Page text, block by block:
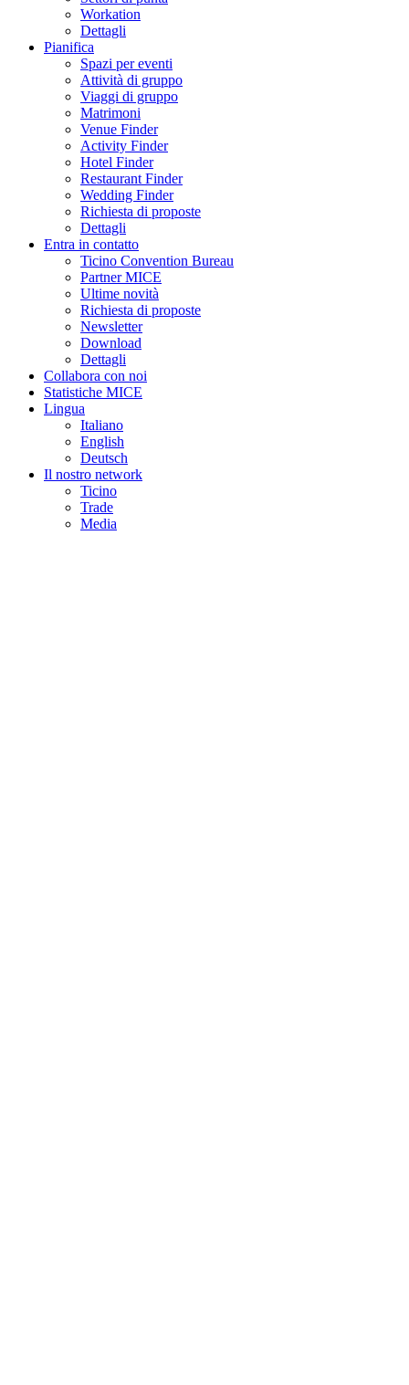
Workation
Dettagli
Pianifica
Spazi per eventi
Attività di gruppo
Viaggi di gruppo
Matrimoni
Venue Finder
Activity Finder
Hotel Finder
Restaurant Finder
Wedding Finder
Richiesta di proposte
Dettagli
Entra in contatto
Ticino Convention Bureau
Partner MICE
Ultime novità
Richiesta di proposte
Newsletter
Download
Dettagli
Collabora con noi
Statistiche MICE
Lingua
Italiano
English
Deutsch
Il nostro network
Ticino
Trade
Media